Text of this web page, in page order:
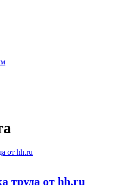
труда от hh.ru